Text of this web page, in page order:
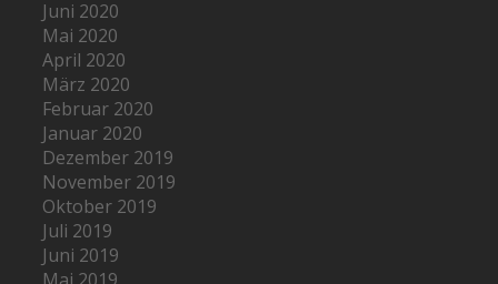
Juni 2020
Mai 2020
April 2020
März 2020
Februar 2020
Januar 2020
Dezember 2019
November 2019
Oktober 2019
Juli 2019
Juni 2019